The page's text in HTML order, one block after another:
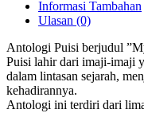
Informasi Tambahan
Ulasan (0)
Antologi Puisi berjudul
Puisi lahir dari imaji-imaji
dalam lintasan sejarah,
kehadirannya.
Antologi ini terdiri dari